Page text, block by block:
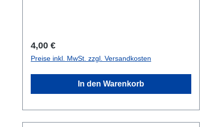
oder Taschen mit Ösen
geeignet.Sicherheitshinweis!: NICHT zum
Klettern geeignet. Geeignet für
Tragegewichte bis zu 2 kg.
Regulärer Preis:
4,00 €
Preise inkl. MwSt. zzgl. Versandkosten
In den Warenkorb